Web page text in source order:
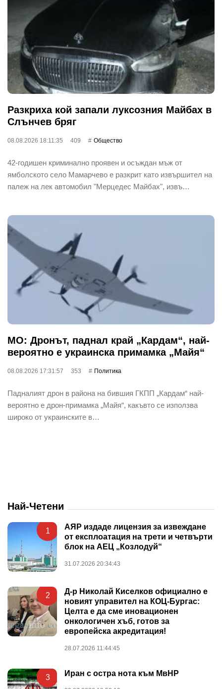
Разкриха кой запали луксозния Майбах в
Слънчев бряг
08.08.2026 18:11:35 409 Общество
42-годишен криминално проявен и осъждан мъж от
ямболското село Мамарчево е разкрит като извършител на
палеж на лек автомобил "Мерцедес Майбах", извъ…
МО: Дронът, паднал край „Кардам“, най-
вероятно е украинска примамка „Майя“
08.08.2026 17:31:57 353 Политика
Падналият дрон в района на бившия ГКПП „Кардам“ най-
вероятно е дрон-примамка „Майя“, какъвто се използва
широко от украинските в…
Най-Четени
1
АЯР издаде лицензия за извеждане
от експлоатация на трети и четвърти
блок на АЕЦ „Козлодуй“
31.07.2026 20:34:43
2
Д-р Николай Киселков официално е
новият управител на КОЦ-Бургас:
Целта е да сме иновационен
онкологичен хъб, готов за
европейска акредитация!
28.07.2026 11:44:45
3 Иран с остра нота към МвНР